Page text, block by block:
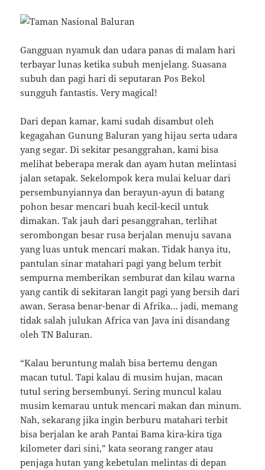
Gangguan nyamuk dan udara panas di malam hari
terbayar lunas ketika subuh menjelang. Suasana
subuh dan pagi hari di seputaran Pos Bekol
sungguh fantastis. Very magical!
Dari depan kamar, kami sudah disambut oleh
kegagahan Gunung Baluran yang hijau serta udara
yang segar. Di sekitar pesanggrahan, kami bisa
melihat beberapa merak dan ayam hutan melintasi
jalan setapak. Sekelompok kera mulai keluar dari
persembunyiannya dan berayun-ayun di batang
pohon besar mencari buah kecil-kecil untuk
dimakan. Tak jauh dari pesanggrahan, terlihat
serombongan besar rusa berjalan menuju savana
yang luas untuk mencari makan. Tidak hanya itu,
pantulan sinar matahari pagi yang belum terbit
sempurna memberikan semburat dan kilau warna
yang cantik di sekitaran langit pagi yang bersih dari
awan. Serasa benar-benar di Afrika… jadi, memang
tidak salah julukan Africa van Java ini disandang
oleh TN Baluran.
“Kalau beruntung malah bisa bertemu dengan
macan tutul. Tapi kalau di musim hujan, macan
tutul sering bersembunyi. Sering muncul kalau
musim kemarau untuk mencari makan dan minum.
Nah, sekarang jika ingin berburu matahari terbit
bisa berjalan ke arah Pantai Bama kira-kira tiga
kilometer dari sini,” kata seorang ranger atau
penjaga hutan yang kebetulan melintas di depan